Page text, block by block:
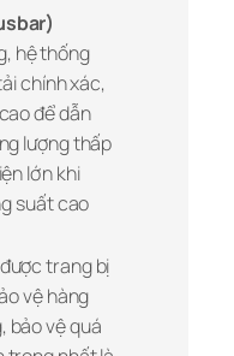
hệ thống
chính xác,
để dẫn
lượng thấp
lớn khi
suất cao
trang bị
vệ hàng
bảo vệ quá